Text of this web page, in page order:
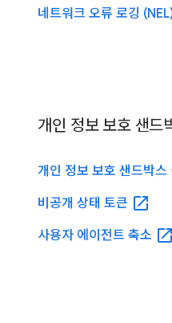
네트워크 오류 로깅
개인 정보 보호 샌드
개인 정보 보호 샌드박스
비공개 상태 토큰 open_in_new
사용자 에이전트 축소 open_in_new